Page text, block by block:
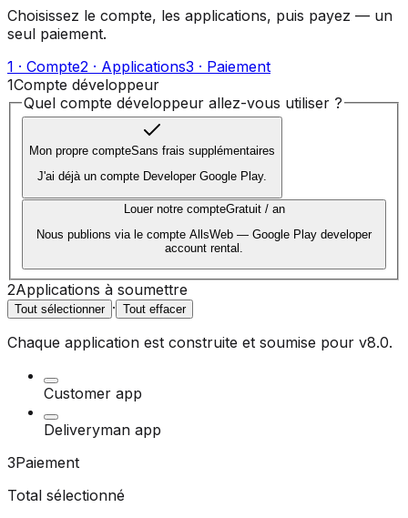
Choisissez le compte, les applications, puis payez — un
seul paiement.
1 · Compte2 · Applications3 · Paiement
1Compte développeur
Quel compte développeur allez-vous utiliser ?
Mon propre compteSans frais supplémentaires
J'ai déjà un compte Developer Google Play.
Louer notre compteGratuit / an
Nous publions via le compte AllsWeb — Google Play developer
account rental.
2Applications à soumettre
Tout sélectionner · Tout effacer
Chaque application est construite et soumise pour v8.0.
Customer app
Deliveryman app
3Paiement
Total sélectionné